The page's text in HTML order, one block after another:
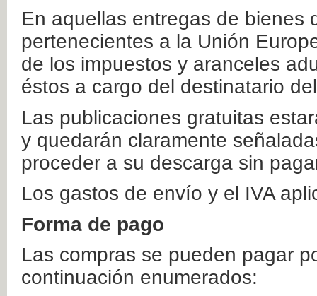
En aquellas entregas de bienes
pertenecientes a la Unión
de los impuestos y aranceles
éstos a cargo del destinatario
Las publicaciones gratuitas
y quedarán claramente
proceder a su descarga sin
Los gastos de envío y el IVA
Forma de pago
Las compras se pueden pagar
continuación enumerados: